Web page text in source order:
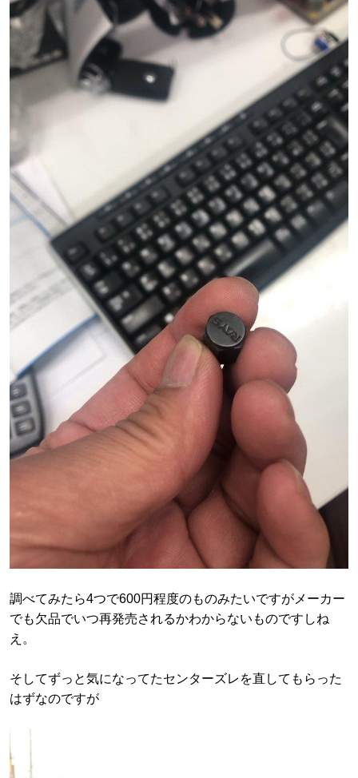
調べてみたら4つで600円程度のものみたいですがメーカー
でも欠品でいつ再発売されるかわからないものですしね
え。
そしてずっと気になってたセンターズレを直してもらった
はずなのですが